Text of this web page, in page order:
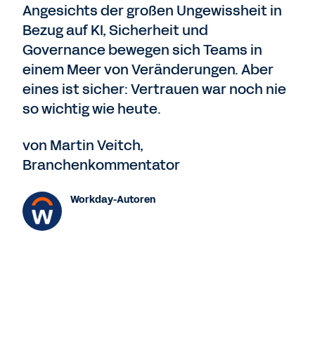
Angesichts der großen Ungewissheit in
Bezug auf KI, Sicherheit und
Governance bewegen sich Teams in
einem Meer von Veränderungen. Aber
eines ist sicher: Vertrauen war noch nie
so wichtig wie heute.
von Martin Veitch,
Branchenkommentator
Workday-Autoren